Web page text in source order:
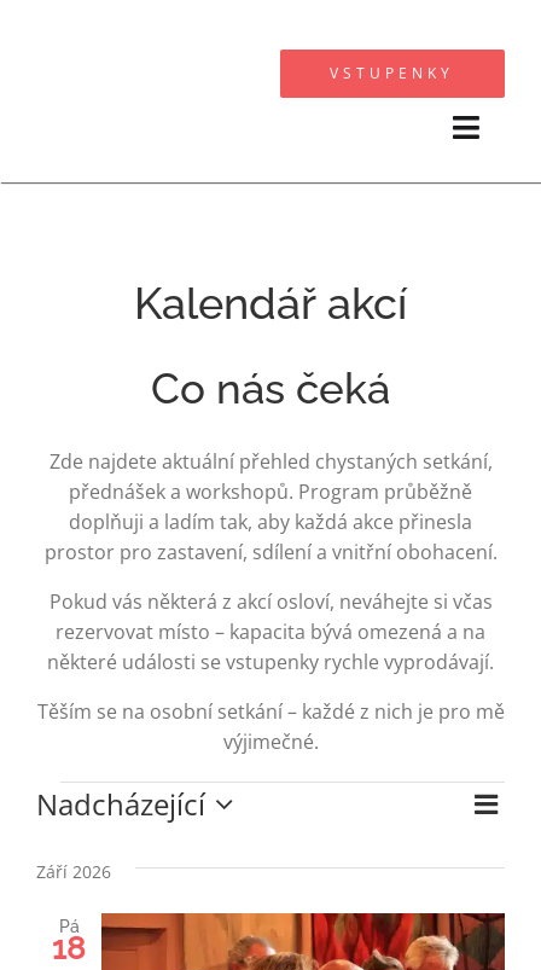
VSTUPENKY
Kalendář akcí
Co nás čeká
Zde najdete aktuální přehled chystaných setkání,
přednášek a workshopů. Program průběžně
doplňuji a ladím tak, aby každá akce přinesla
prostor pro zastavení, sdílení a vnitřní obohacení.
Pokud vás některá z akcí osloví, neváhejte si včas
rezervovat místo – kapacita bývá omezená a na
některé události se vstupenky rychle vyprodávají.
Těším se na osobní setkání – každé z nich je pro mě
výjimečné.
Akce
Nadcházející
datum.
Září 2026
Pá
18